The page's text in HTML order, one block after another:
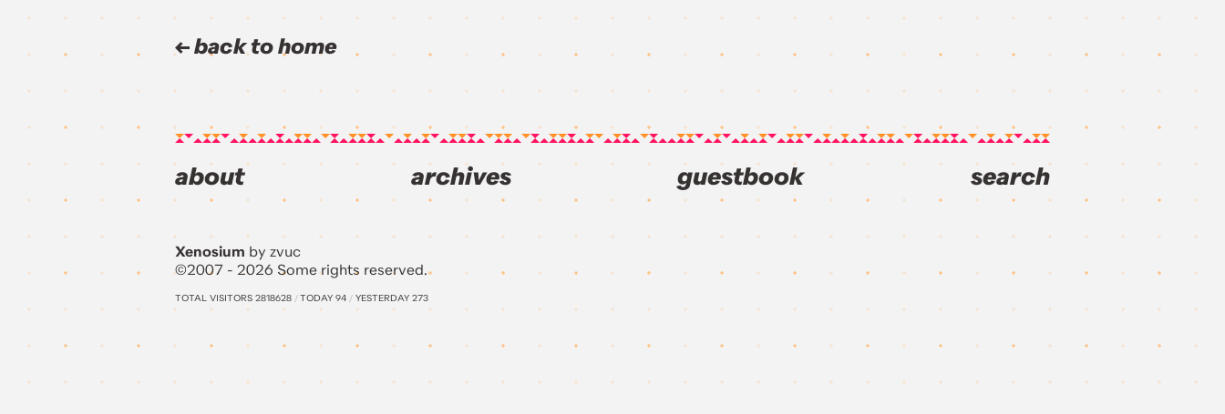
back to home
about archives guestbook search
Xenosium by zvuc
©2007 - 2026 Some rights reserved.
TOTAL VISITORS 2818628 /TODAY 94 / YESTERDAY 273